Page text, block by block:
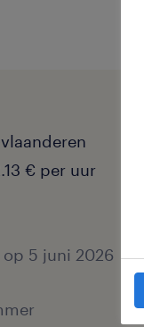
€ per uur
5 juni 2026